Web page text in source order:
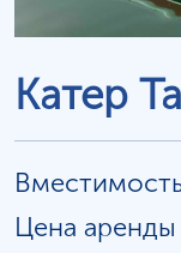
Катер
Цена